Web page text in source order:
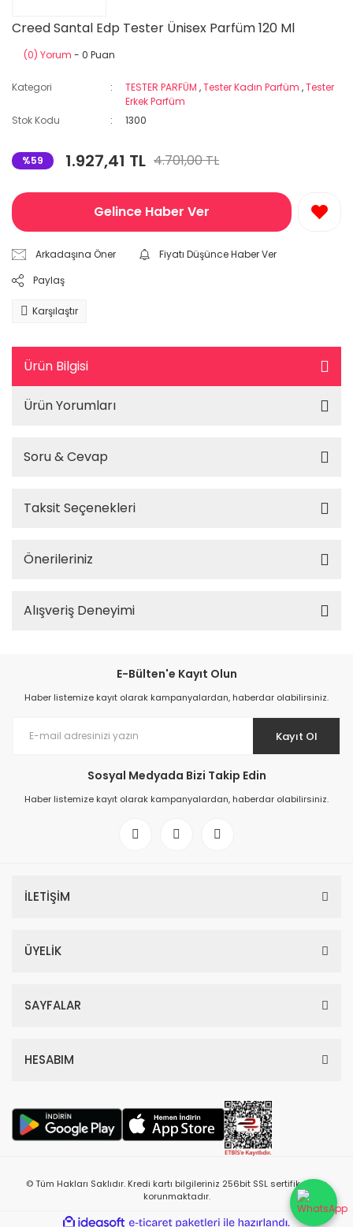
Creed Santal Edp Tester Ünisex Parfüm 120 Ml
(0) Yorum - 0 Puan
Kategori TESTER PARFÜM ,Tester Kadın Parfüm ,Tester
Erkek Parfüm
Stok Kodu
1300
%59 1.927,41 TL 4.701,00 TL
Gelince Haber Ver
Arkadaşına Öner
Fiyatı Düşünce Haber Ver
Paylaş
Karşılaştır
Ürün Bilgisi
Ürün Yorumları
Soru & Cevap
Taksit Seçenekleri
Önerileriniz
Alışveriş Deneyimi
E-Bülten'e Kayıt Olun
Haber listemize kayıt olarak kampanyalardan, haberdar olabilirsiniz.
Kayıt Ol
Sosyal Medyada Bizi Takip Edin
Haber listemize kayıt olarak kampanyalardan, haberdar olabilirsiniz.
İLETİŞİM
ÜYELİK
SAYFALAR
HESABIM
© Tüm Hakları Saklıdır. Kredi kartı bilgileriniz 256bit SSL sertifikası ile
korunmaktadır.
ideasoft e- ile